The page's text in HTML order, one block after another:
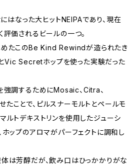
なった大ヒットNEIPAであり、現在
評価されるビールの一つ。
めたこのBe Kind Rewindが造られたき
Vic Secretホップを使った実験だった
強調するためにMosaic、Citra、
ことで、ピルスナーモルトとペールモ
ルトデキストリンを使用したジューシ
ホップのアロマがパーフェクトに調和し
は芳醇だが、飲み口はひっかかりがな